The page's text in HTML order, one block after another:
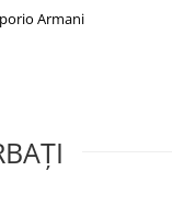
Armani